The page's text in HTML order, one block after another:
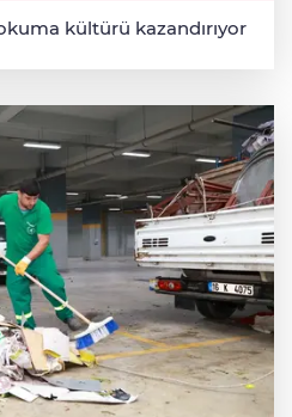
kültürü kazandırıyor